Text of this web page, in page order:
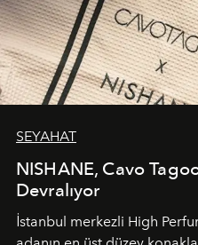
SEYAHAT
NISHANE, Cavo
Devralıyor
İstanbul merkezli High